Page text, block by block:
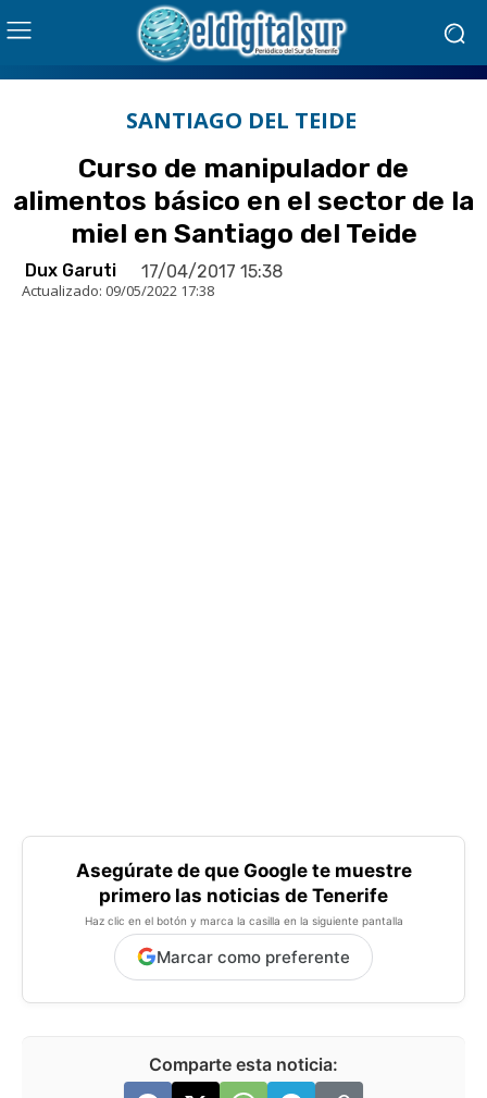
SANTIAGO DEL TEIDE
Curso de manipulador de
alimentos básico en el sector de la
miel en Santiago del Teide
Dux Garuti 17/04/2017 15:38
Actualizado: 09/05/2022 17:38
Asegúrate de que Google te muestre
primero las noticias de Tenerife
Haz clic en el botón y marca la casilla en la siguiente pantalla
Marcar como preferente
Comparte esta noticia: